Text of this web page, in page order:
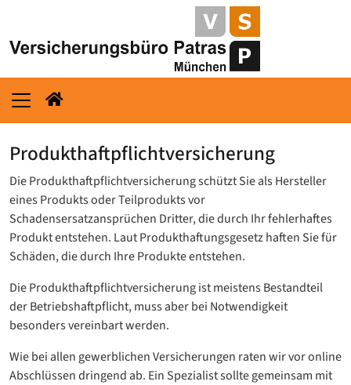
Produkthaftpflichtversicherung
Die Produkthaftpflicht­versicherung schützt Sie als Hersteller
eines Produkts oder Teilprodukts vor
Schadensersatzansprüchen Dritter, die durch Ihr fehlerhaftes
Produkt entstehen. Laut Produkthaftungsgesetz haften Sie für
Schäden, die durch Ihre Produkte entstehen.
Die Produkthaftpflicht­versicherung ist meistens Bestandteil
der Betriebshaftpflicht, muss aber bei Notwendigkeit
besonders vereinbart werden.
Wie bei allen gewerblichen Versicherungen raten wir vor online
Abschlüssen dringend ab. Ein Spezialist sollte gemeinsam mit